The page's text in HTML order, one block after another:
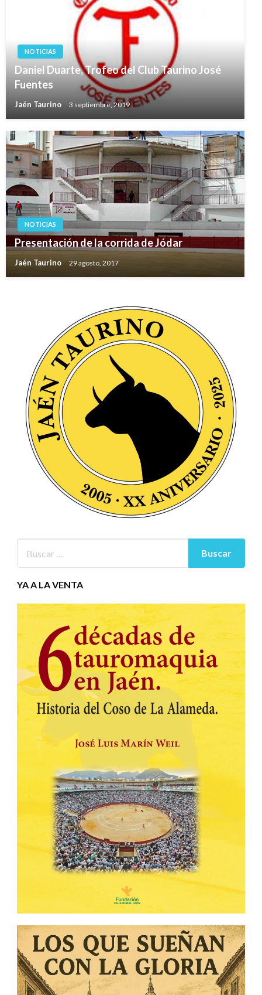
NOTICIAS
Daniel Duarte, Trofeo del Club Taurino José
Fuentes
Jaén Taurino 3 septiembre, 2019
NOTICIAS
Presentación de la corrida de Jódar
Jaén Taurino 29 agosto, 2017
YA A LA VENTA